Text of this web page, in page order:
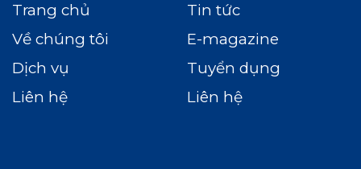
Trang chủ
Về chúng tôi
Dịch vụ
Liên hệ
Tin tức
E-magazine
Tuyển dụng
Liên hệ